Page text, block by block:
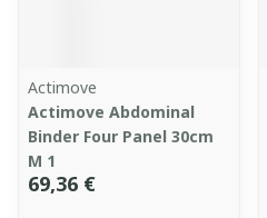
Actimove
Actimove Abdominal
Binder Four Panel 30cm
M 1
69,36 €